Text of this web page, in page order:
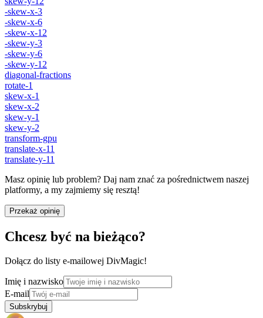
-skew-x-3
-skew-x-6
-skew-x-12
-skew-y-3
-skew-y-6
-skew-y-12
diagonal-fractions
rotate-1
skew-x-1
skew-x-2
skew-y-1
skew-y-2
transform-gpu
translate-x-11
translate-y-11
Masz opinię lub problem? Daj nam znać za pośrednictwem naszej
platformy, a my zajmiemy się resztą!
Przekaż opinię
Chcesz być na bieżąco?
Dołącz do listy e-mailowej DivMagic!
Imię i nazwisko
E-mail
Subskrybuj